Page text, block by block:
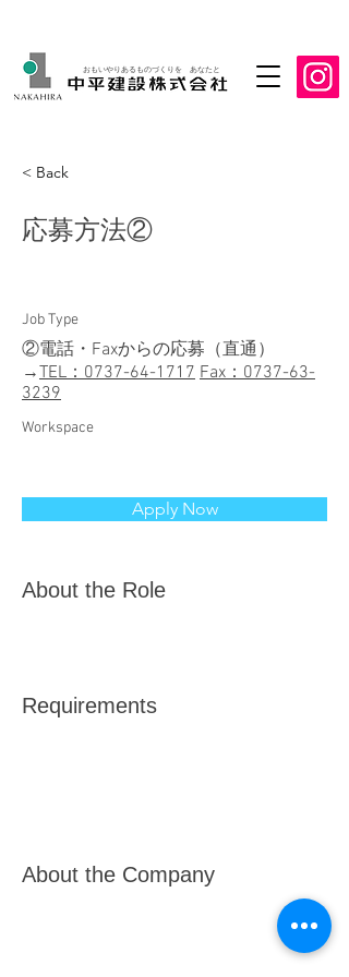
おもいやりあるものづくりを あなたと
< Back
応募方法②
Job Type
②電話・Faxからの応募（直通）
→TEL：0737-64-1717 Fax：0737-63-
3239
Workspace
Apply Now
About the Role
Requirements
About the Company